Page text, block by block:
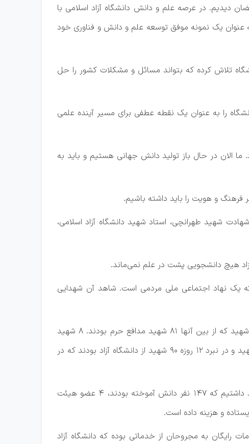
و جلوه‌های دیگری از این حماسه را در جنگ‌های تحمیلی ۱۲ روزه و جنگ رمضان دیدیم. در عرصه علم و دانش دانشگاه آزاد اسلامی با
عنوان یک نمونه موفق توسعه علم و دانش و فناوری خود
تلاش کرده که بتواند مسائل و مشکلات کشور را حل
را به عنوان یک نقطه عطفی برای مسیر آینده علمی
ما الان در حال باز تولید دانش جهانی هستیم و باید به
و هویت را باید داشته باشیم.
شهید طهرانچی، استاد شهید دانشگاه آزاد اسلامی،
هیچ دانشجویی پشت در علم نمی‌ماند.
یک نهاد اجتماعی ملی مردمی است. شاهد آن شهدایی
وی در تشریح این موضوع گفت: دانشگاه آزاد در دفاع مقدس ۱۷۵ شهید تقدیم کشور کرد، پس از دفاع مقدس ۹۱ شهید که از بین آنها ۸۱ شهید مدافع حرم بودند. ۸ شهید
سلامت نیز در دوران کرونا تقدیم شد. ۱۷۷ شهید امنیت و ترور در دانشگاه آزاد بودند. در دی ماه سال گذشته ۱۴ شهید و در نبرد ۱۲ روزه ۹۰ شهید از دانشگاه آزاد بودند که در
رئیس دانشگاه آزاد ادامه داد: در یک آمار تجمیعی در جنگ رمضان در ۳۲ واحد دانشگاه، ۱۵۴ شهید از دانشگاه آزاد داشتیم که ۱۴۷ نفر دانش آموخته بودند، ۴ عضو هیئت
رایگان به مجروحان از خدماتی بوده که دانشگاه آزاد